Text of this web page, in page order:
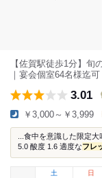
【佐賀駅徒歩1分】
｜宴会個室64名様迄可
3.01
￥3,000～￥3,999
...食中を意識した限定
5.0 酸度 1.6 適度なフレ
土
日